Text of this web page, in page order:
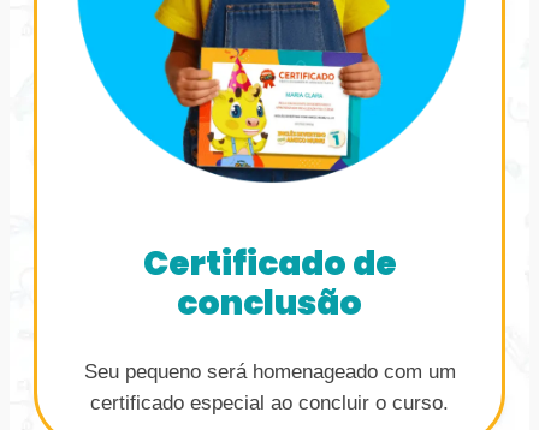
Certificado de
conclusão
Seu pequeno será homenageado com um
certificado especial ao concluir o curso.